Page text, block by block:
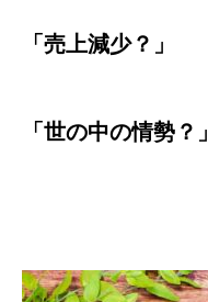
「売上減少？」
「世の中の情勢？」